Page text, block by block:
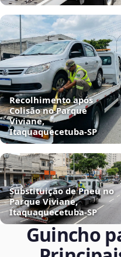
Recolhimento após
Colisão no Parque
Viviane,
Itaquaquecetuba‑SP
Substituição de Pneu no
Parque Viviane,
Itaquaquecetuba‑SP
Guincho